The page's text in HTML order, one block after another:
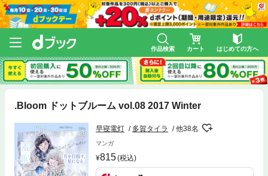
作品検索 カート はじめての方へ
.Bloom ドットブルーム vol.08 2017 Winter
早寝電灯 多賀タイラ 他38名
マンガ
815(税込)